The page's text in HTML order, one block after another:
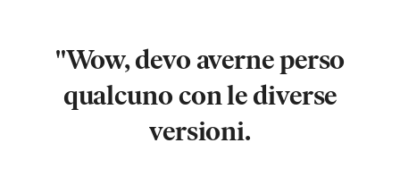
"Wow, devo averne perso
qualcuno con le diverse
versioni.